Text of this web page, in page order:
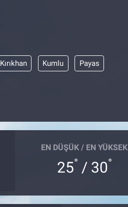
Kırıkhan Kumlu Payas
EN DÜŞÜK / EN YÜKSEK
25° / 30°